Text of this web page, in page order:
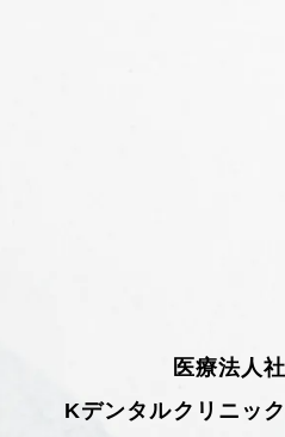
医療法人
Kデンタルクリニッ